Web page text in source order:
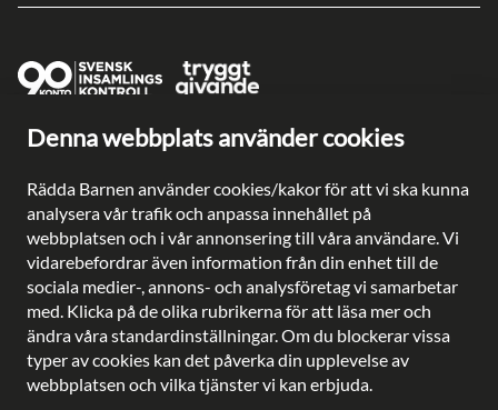
Denna webbplats använder cookies
Rädda Barnen använder cookies/kakor för att vi ska kunna
analysera vår trafik och anpassa innehållet på
webbplatsen och i vår annonsering till våra användare. Vi
vidarebefordrar även information från din enhet till de
sociala medier-, annons- och analysföretag vi samarbetar
med. Klicka på de olika rubrikerna för att läsa mer och
ändra våra standardinställningar. Om du blockerar vissa
typer av cookies kan det påverka din upplevelse av
webbplatsen och vilka tjänster vi kan erbjuda.
Ge en gåva direkt
Plusgiro: 90 2003-3
Bankgiro: 902-0033
Säkra betalningar med
Besöksadress: Gustavslundsvägen 141, Bromma
Postadress: Rädda Barnen, 107 88 Stockholm